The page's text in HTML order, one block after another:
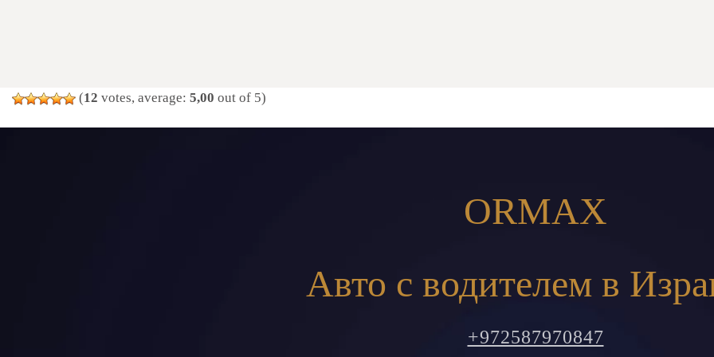
(12 votes, average: 5,00 out of 5)
ORMAX
Авто с водителем в
+972587970847